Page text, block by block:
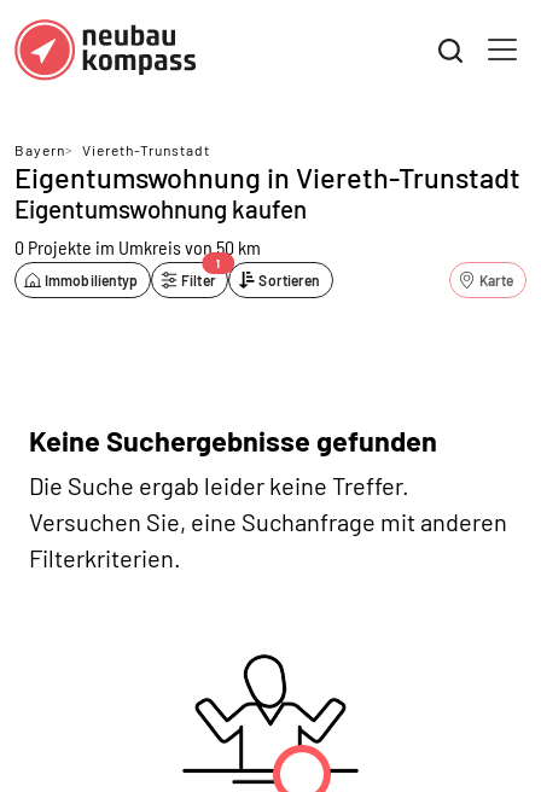
Bayern> Viereth-Trunstadt
Eigentumswohnung in Viereth-Trunstadt
Eigentumswohnung kaufen
0 Projekte im Umkreis von 50 km
Immobilientyp Filter
1
Sortieren Karte
Keine Suchergebnisse gefunden
Die Suche ergab leider keine Treffer.
Versuchen Sie, eine Suchanfrage mit anderen
Filterkriterien.